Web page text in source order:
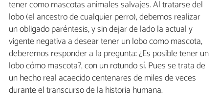
tener como mascotas animales salvajes. Al tratarse del
lobo (el ancestro de cualquier perro), debemos realizar
un obligado paréntesis, y sin dejar de lado la actual y
vigente negativa a desear tener un lobo como mascota,
deberemos responder a la pregunta: ¿Es posible tener un
lobo cómo mascota?, con un rotundo sí. Pues se trata de
un hecho real acaecido centenares de miles de veces
durante el transcurso de la historia humana.